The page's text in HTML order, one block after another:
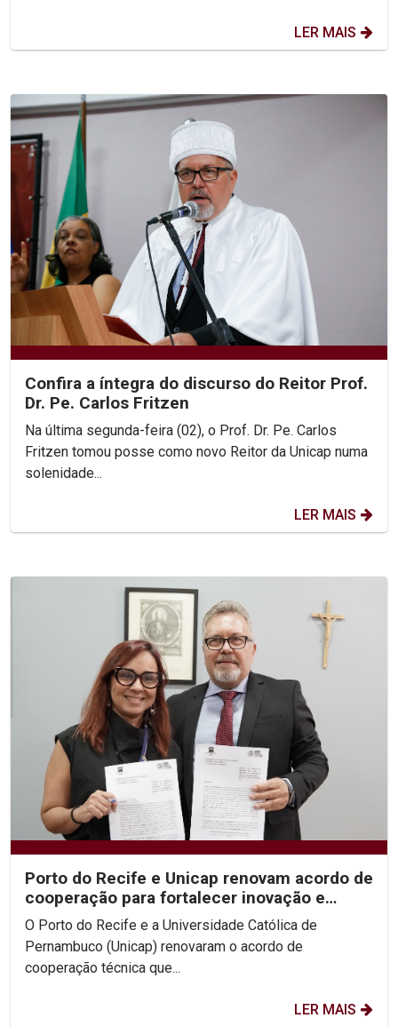
LER MAIS
Confira a íntegra do discurso do Reitor Prof.
Dr. Pe. Carlos Fritzen
Na última segunda-feira (02), o Prof. Dr. Pe. Carlos
Fritzen tomou posse como novo Reitor da Unicap numa
solenidade...
LER MAIS
Porto do Recife e Unicap renovam acordo de
cooperação para fortalecer inovação e
formação acadêmica
O Porto do Recife e a Universidade Católica de
Pernambuco (Unicap) renovaram o acordo de
cooperação técnica que...
LER MAIS